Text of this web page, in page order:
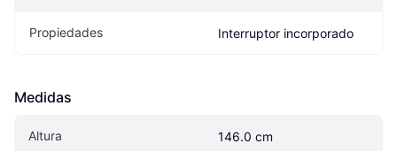
Propiedades Interruptor incorporado
Medidas
Altura 146.0 cm